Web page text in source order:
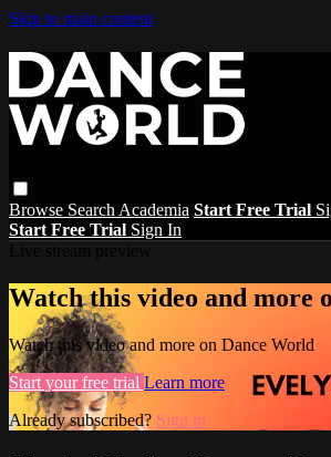
Skip to main content
Browse Search Academia Start Free Trial
Start Free Trial Sign In
Watch this video and more
Watch this video and more on Dance World
Start your free trial Learn more
Already subscribed? Sign in